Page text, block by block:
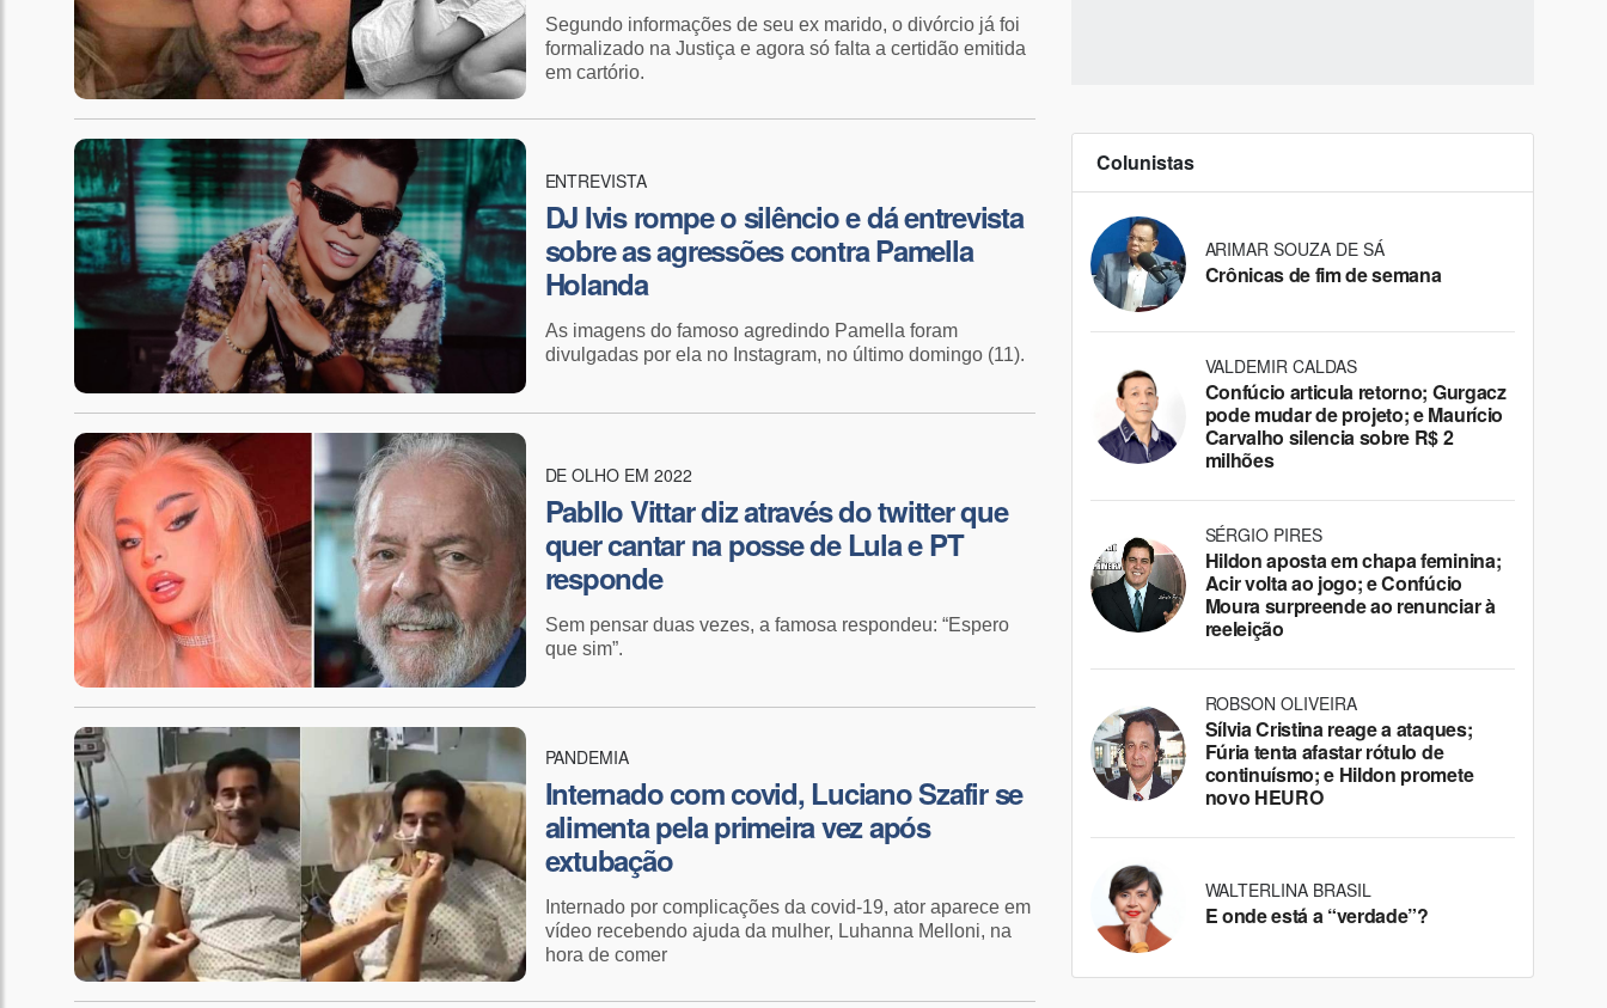
Segundo informações de seu ex marido, o divórcio já foi
formalizado na Justiça e agora só falta a certidão emitida
em cartório.
ENTREVISTA
DJ Ivis rompe o silêncio e dá entrevista
sobre as agressões contra Pamella
Holanda
As imagens do famoso agredindo Pamella foram
divulgadas por ela no Instagram, no último domingo (11).
DE OLHO EM 2022
Pabllo Vittar diz através do twitter que
quer cantar na posse de Lula e PT
responde
Sem pensar duas vezes, a famosa respondeu: “Espero
que sim”.
PANDEMIA
Internado com covid, Luciano Szafir se
alimenta pela primeira vez após
extubação
Internado por complicações da covid-19, ator aparece em
vídeo recebendo ajuda da mulher, Luhanna Melloni, na
hora de comer
Colunistas
ARIMAR SOUZA DE SÁ
Crônicas de fim de semana
VALDEMIR CALDAS
Confúcio articula retorno; Gurgacz
pode mudar de projeto; e Maurício
Carvalho silencia sobre R$ 2
milhões
SÉRGIO PIRES
Hildon aposta em chapa feminina;
Acir volta ao jogo; e Confúcio
Moura surpreende ao renunciar à
reeleição
ROBSON OLIVEIRA
Sílvia Cristina reage a ataques;
Fúria tenta afastar rótulo de
continuísmo; e Hildon promete
novo HEURO
WALTERLINA BRASIL
E onde está a “verdade”?